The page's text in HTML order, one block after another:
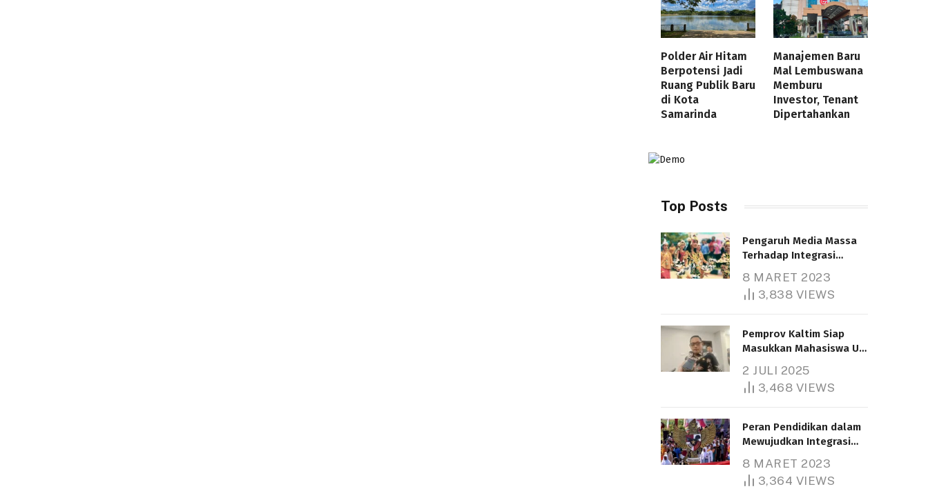
Polder Air Hitam
Berpotensi Jadi
Ruang Publik Baru
di Kota
Samarinda
Manajemen Baru
Mal Lembuswana
Memburu
Investor, Tenant
Dipertahankan
Top Posts
Pengaruh Media Massa
Terhadap Integrasi
8 MARET 2023
3,838 VIEWS
Pemprov Kaltim Siap
Masukkan Mahasiswa UT
Bantuan Pendidikan
Gratispol
2 JULI 2025
3,468 VIEWS
Peran Pendidikan dalam
Mewujudkan Integrasi
8 MARET 2023
3,364 VIEWS